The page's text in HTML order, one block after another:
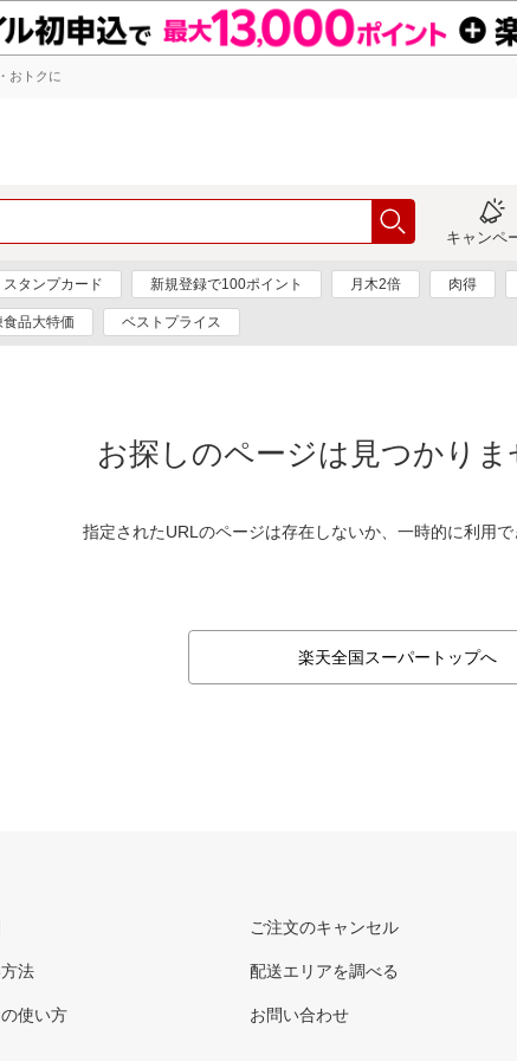
おトクに
キャンペ
タンプカード 新規登録で100ポイント 月木2倍 肉得
食品大特価 ベストプライス
お探しのページは見つかりま
指定されたURLのページは存在しないか、一時的に利用で
楽天全国スーパートップへ
法
使い方
ご注文のキャンセル
配送エリアを調べる
お問い合わせ